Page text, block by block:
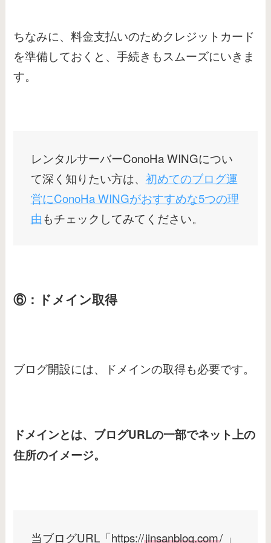
ちなみに、料金支払いのためクレジットカード
を準備しておくと、手続きもスムーズにいきま
す。
レンタルサーバーConoHa WINGについ
て深く知りたい方は、 初めてのブログ運
営にConoHa WINGがおすすめな5つの理
由もチェックしてみてください。
⑥：ドメイン取得
ブログ開設には、ドメインの取得も必要です。
ドメインとは、ブログURLの一部でネット上の
住所のイメージ。
当ブログURL「https://jinsanblog.com/ 」